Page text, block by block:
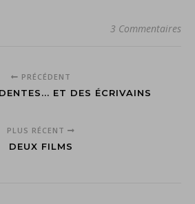
3 Commentaires
PRÉCÉDENT
ET DES ÉCRIVAINS
PLUS RÉCENT
DEUX FILMS